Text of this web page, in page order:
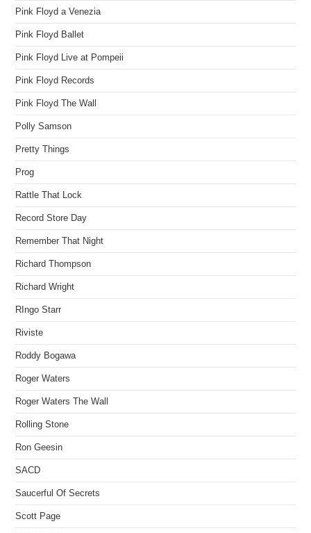
Pink Floyd a Venezia
Pink Floyd Ballet
Pink Floyd Live at Pompeii
Pink Floyd Records
Pink Floyd The Wall
Polly Samson
Pretty Things
Prog
Rattle That Lock
Record Store Day
Remember That Night
Richard Thompson
Richard Wright
RIngo Starr
Riviste
Roddy Bogawa
Roger Waters
Roger Waters The Wall
Rolling Stone
Ron Geesin
SACD
Saucerful Of Secrets
Scott Page